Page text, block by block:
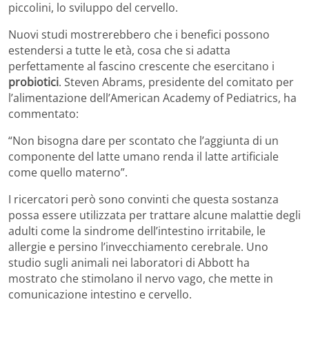
piccolini, lo sviluppo del cervello.
Nuovi studi mostrerebbero che i benefici possono
estendersi a tutte le età, cosa che si adatta
perfettamente al fascino crescente che esercitano i
probiotici. Steven Abrams, presidente del comitato per
l’alimentazione dell’American Academy of Pediatrics, ha
commentato:
“Non bisogna dare per scontato che l’aggiunta di un
componente del latte umano renda il latte artificiale
come quello materno”.
I ricercatori però sono convinti che questa sostanza
possa essere utilizzata per trattare alcune malattie degli
adulti come la sindrome dell’intestino irritabile, le
allergie e persino l’invecchiamento cerebrale. Uno
studio sugli animali nei laboratori di Abbott ha
mostrato che stimolano il nervo vago, che mette in
comunicazione intestino e cervello.